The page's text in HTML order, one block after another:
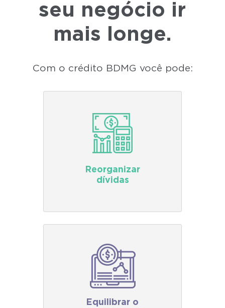
seu negócio ir
mais longe.
Com o crédito BDMG você pode:
Reorganizar
dívidas
Equilibrar o